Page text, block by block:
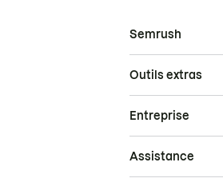
Semrush
Outils extras
Entreprise
Assistance